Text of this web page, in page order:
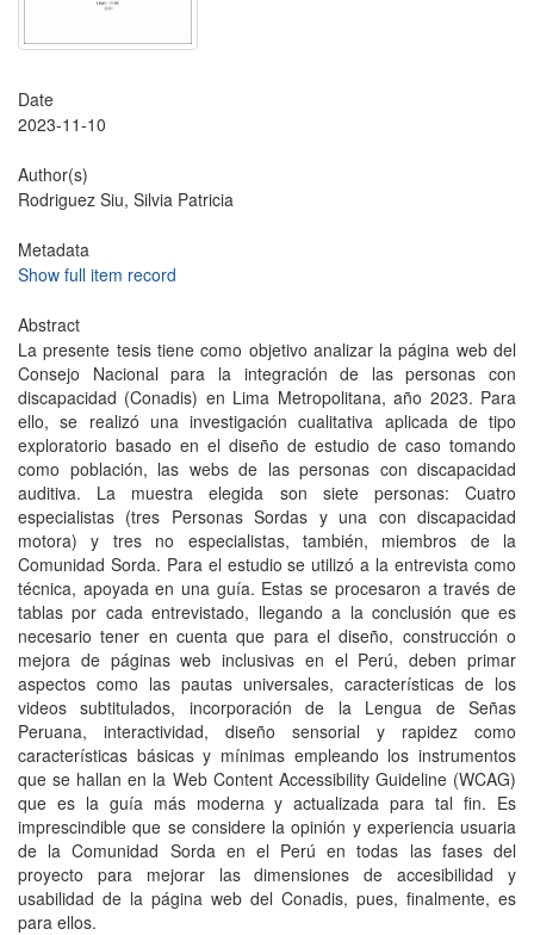
Date
2023-11-10
Author(s)
Rodriguez Siu, Silvia Patricia
Metadata
Show full item record
Abstract
La presente tesis tiene como objetivo analizar la página web del
Consejo Nacional para la integración de las personas con
discapacidad (Conadis) en Lima Metropolitana, año 2023. Para
ello, se realizó una investigación cualitativa aplicada de tipo
exploratorio basado en el diseño de estudio de caso tomando
como población, las webs de las personas con discapacidad
auditiva. La muestra elegida son siete personas: Cuatro
especialistas (tres Personas Sordas y una con discapacidad
motora) y tres no especialistas, también, miembros de la
Comunidad Sorda. Para el estudio se utilizó a la entrevista como
técnica, apoyada en una guía. Estas se procesaron a través de
tablas por cada entrevistado, llegando a la conclusión que es
necesario tener en cuenta que para el diseño, construcción o
mejora de páginas web inclusivas en el Perú, deben primar
aspectos como las pautas universales, características de los
videos subtitulados, incorporación de la Lengua de Señas
Peruana, interactividad, diseño sensorial y rapidez como
características básicas y mínimas empleando los instrumentos
que se hallan en la Web Content Accessibility Guideline (WCAG)
que es la guía más moderna y actualizada para tal fin. Es
imprescindible que se considere la opinión y experiencia usuaria
de la Comunidad Sorda en el Perú en todas las fases del
proyecto para mejorar las dimensiones de accesibilidad y
usabilidad de la página web del Conadis, pues, finalmente, es
para ellos.